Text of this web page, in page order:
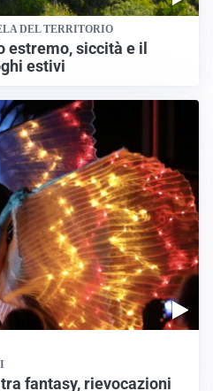
DEL TERRITORIO
estremo, siccità e il
estivi
fantasy, rievocazioni